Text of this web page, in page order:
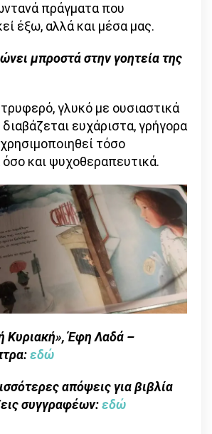
πράγματα που
έξω, αλλά και μέσα μας.
μπροστά στην γοητεία της
γλυκό με ουσιαστικά
ευχάριστα, γρήγορα
τόσο
όσο και ψυχοθεραπευτικά.
Κυριακή», Έφη Λαδά –
εδώ
απόψεις για βιβλία
συγγραφέων:εδώ